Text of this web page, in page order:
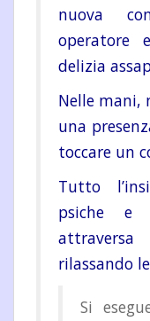
nuova
operatore
delizia
Nelle mani,
una
toccare un
Tutto
psiche e
rilassando
Si